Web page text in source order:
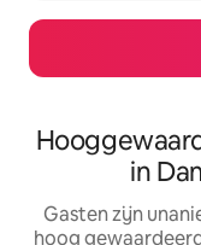
in
Gasten zijn
hoog